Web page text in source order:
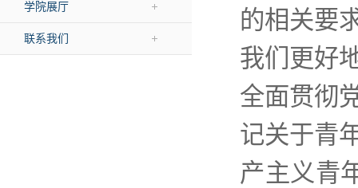
学院展厅
联系我们
的相关要
我们更好
全面贯彻
记关于青
产主义青